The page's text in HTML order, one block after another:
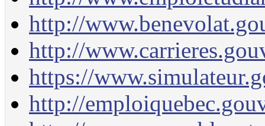
http://
http://
https://
http://